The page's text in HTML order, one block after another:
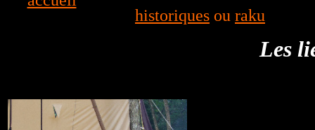
historiques ou raku
Les